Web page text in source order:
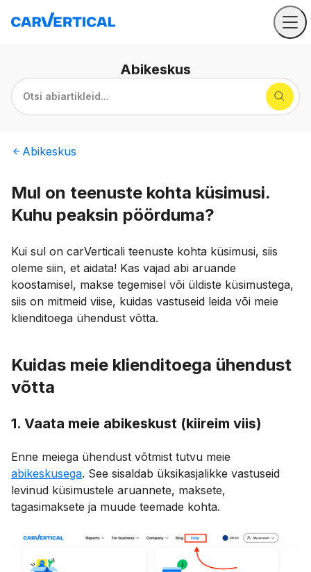
Abikeskus
Otsi abiartikleid...
Abikeskus
Mul on teenuste kohta küsimusi.
Kuhu peaksin pöörduma?
Kui sul on carVerticali teenuste kohta küsimusi, siis
oleme siin, et aidata! Kas vajad abi aruande
koostamisel, makse tegemisel või üldiste küsimustega,
siis on mitmeid viise, kuidas vastuseid leida või meie
klienditoega ühendust võtta.
Kuidas meie klienditoega ühendust
võtta
1. Vaata meie abikeskust (kiireim viis)
Enne meiega ühendust võtmist tutvu meie
abikeskusega. See sisaldab üksikasjalikke vastuseid
levinud küsimustele aruannete, maksete,
tagasimaksete ja muude teemade kohta.